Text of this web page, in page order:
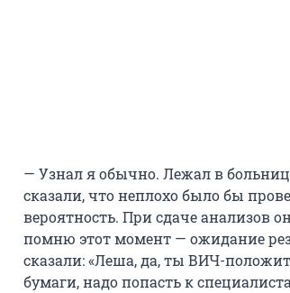
— Узнал я обычно. Лежал в
сказали, что неплохо было бы
вероятность. При сдаче анализов
помню этот момент — ожидание
сказали: «Леша, да, ты ВИЧ-
бумаги, надо попасть к